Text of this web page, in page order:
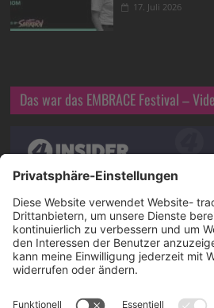
17. Juli 2026
Das war das EMBRACE Festival –